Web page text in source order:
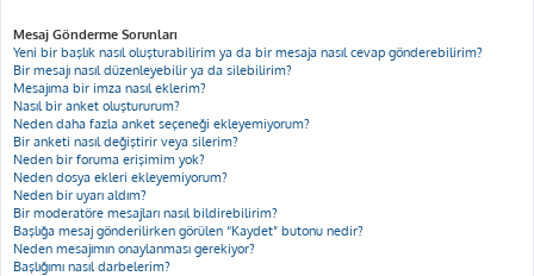
Mesaj Gönderme Sorunları
Yeni bir başlık nasıl oluşturabilirim ya da bir mesaja nasıl cevap gönderebilirim?
Bir mesajı nasıl düzenleyebilir ya da silebilirim?
Mesajıma bir imza nasıl eklerim?
Nasıl bir anket oluştururum?
Neden daha fazla anket seçeneği ekleyemiyorum?
Bir anketi nasıl değiştirir veya silerim?
Neden bir foruma erişimim yok?
Neden dosya ekleri ekleyemiyorum?
Neden bir uyarı aldım?
Bir moderatöre mesajları nasıl bildirebilirim?
Başlığa mesaj gönderilirken görülen “Kaydet” butonu nedir?
Neden mesajımın onaylanması gerekiyor?
Başlığımı nasıl darbelerim?